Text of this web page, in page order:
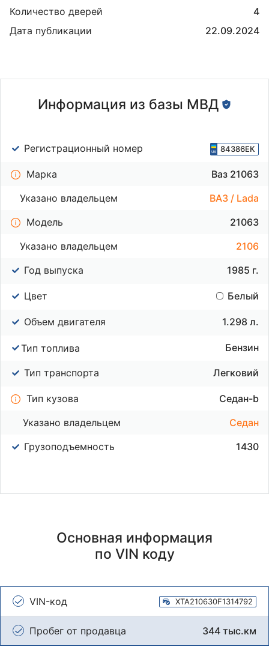
Количество дверей
4
Дата публикации
22.09.2024
Информация из базы МВД
Регистрационный номер 84386ЕК
Марка
Ваз 21063
Указано владельцем
ВАЗ / Lada
Модель
21063
Указано владельцем
2106
Год выпуска
1985 г.
Цвет Белый
Объем двигателя 1.298 л.
Тип топлива Бензин
Тип транспорта Легковий
Тип кузова
Седан-b
Указано владельцем
Седан
Грузоподъемность
1430
Основная информация
по VIN коду
VIN-код XTA210630F1314792
Пробег от продавца 344 тыс.км